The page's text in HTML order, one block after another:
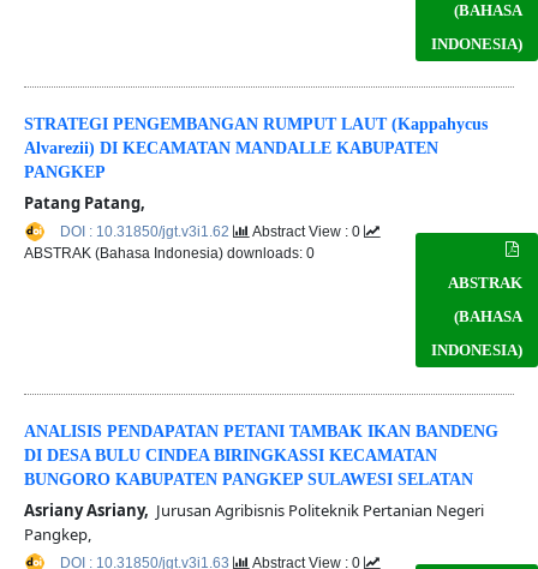
(BAHASA
INDONESIA)
STRATEGI PENGEMBANGAN RUMPUT LAUT (Kappahycus
Alvarezii) DI KECAMATAN MANDALLE KABUPATEN
PANGKEP
Patang Patang,
ABSTRAK
(BAHASA
INDONESIA)
DOI : 10.31850/jgt.v3i1.62
Abstract View : 0
ABSTRAK (Bahasa Indonesia) downloads: 0
ANALISIS PENDAPATAN PETANI TAMBAK IKAN BANDENG
DI DESA BULU CINDEA BIRINGKASSI KECAMATAN
BUNGORO KABUPATEN PANGKEP SULAWESI SELATAN
Asriany Asriany, Jurusan Agribisnis Politeknik Pertanian Negeri
Pangkep,
DOI : 10.31850/jgt.v3i1.63 Abstract View : 0